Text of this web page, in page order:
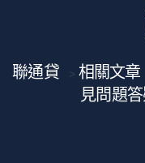
聯通貸 > 相關文章
見問題